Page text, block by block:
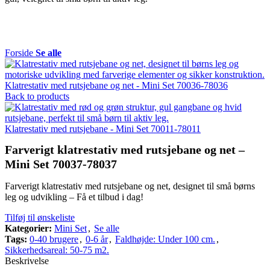
Forside Se alle
Klatrestativ med rutsjebane og net - Mini Set 70036-78036
Back to products
Klatrestativ med rutsjebane - Mini Set 70011-78011
Farverigt klatrestativ med rutsjebane og net –
Mini Set 70037-78037
Farverigt klatrestativ med rutsjebane og net, designet til små børns
leg og udvikling – Få et tilbud i dag!
Tilføj til ønskeliste
Kategorier: Mini Set, Se alle
Tags: 0-40 brugere, 0-6 år, Faldhøjde: Under 100 cm. ,
Sikkerhedsareal: 50-75 m2.
Beskrivelse